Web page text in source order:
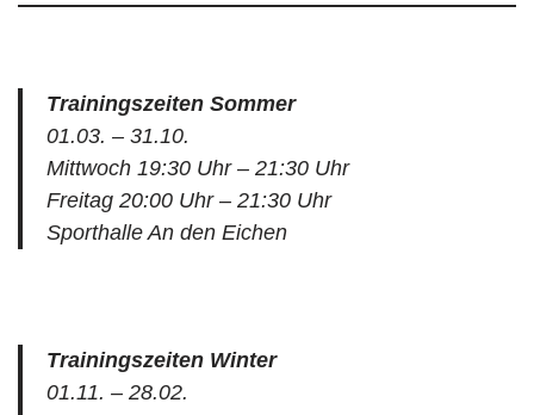
Trainingszeiten Sommer
01.03. – 31.10.
Mittwoch 19:30 Uhr – 21:30 Uhr
Freitag 20:00 Uhr – 21:30 Uhr
Sporthalle An den Eichen
Trainingszeiten Winter
01.11. – 28.02.